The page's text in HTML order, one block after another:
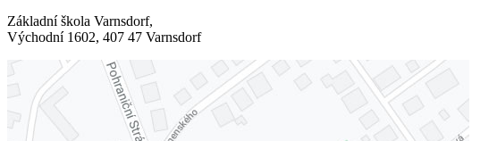
Základní škola Varnsdorf,
Východní 1602, 407 47 Varnsdorf